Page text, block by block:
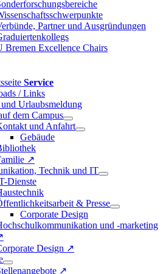
Partner und Ausgründungen
Bremen Excellence Chairs
Service
/ Links
Urlaubsmeldung
dem Campus
und Anfahrt
Gebäude
↗
Technik und IT
Dienste
& Presse
Corporate Design
und -marketing
Design ↗
↗